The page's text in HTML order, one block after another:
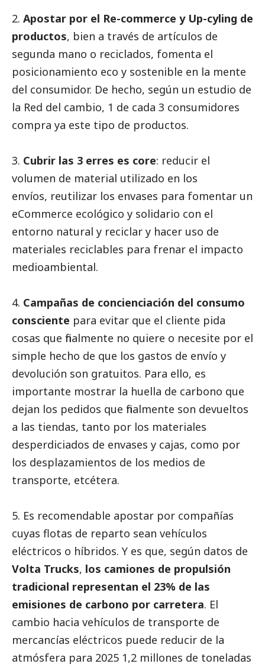
2. Apostar por el Re-commerce y Up-cyling de
productos, bien a través de artículos de
segunda mano o reciclados, fomenta el
posicionamiento eco y sostenible en la mente
del consumidor. De hecho, según un estudio de
la Red del cambio, 1 de cada 3 consumidores
compra ya este tipo de productos.
3. Cubrir las 3 erres es core: reducir el
volumen de material utilizado en los
envíos, reutilizar los envases para fomentar un
eCommerce ecológico y solidario con el
entorno natural y reciclar y hacer uso de
materiales reciclables para frenar el impacto
medioambiental.
4. Campañas de concienciación del consumo
consciente para evitar que el cliente pida
cosas que finalmente no quiere o necesite por el
simple hecho de que los gastos de envío y
devolución son gratuitos. Para ello, es
importante mostrar la huella de carbono que
dejan los pedidos que finalmente son devueltos
a las tiendas, tanto por los materiales
desperdiciados de envases y cajas, como por
los desplazamientos de los medios de
transporte, etcétera.
5. Es recomendable apostar por compañías
cuyas flotas de reparto sean vehículos
eléctricos o híbridos. Y es que, según datos de
Volta Trucks, los camiones de propulsión
tradicional representan el 23% de las
emisiones de carbono por carretera. El
cambio hacia vehículos de transporte de
mercancías eléctricos puede reducir de la
atmósfera para 2025 1,2 millones de toneladas